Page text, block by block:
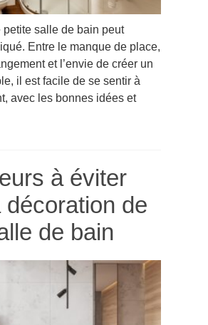
salle de bain peut
Entre le manque de place,
et l’envie de créer un
il est facile de se sentir à
avec les bonnes idées et
à éviter
décoration de
de bain